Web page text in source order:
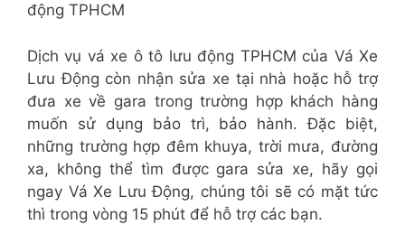
động TPHCM
Dịch vụ vá xe ô tô lưu động TPHCM của Vá Xe
Lưu Động còn nhận sửa xe tại nhà hoặc hỗ trợ
đưa xe về gara trong trường hợp khách hàng
muốn sử dụng bảo trì, bảo hành. Đặc biệt,
những trường hợp đêm khuya, trời mưa, đường
xa, không thể tìm được gara sửa xe, hãy gọi
ngay Vá Xe Lưu Động, chúng tôi sẽ có mặt tức
thì trong vòng 15 phút để hỗ trợ các bạn.